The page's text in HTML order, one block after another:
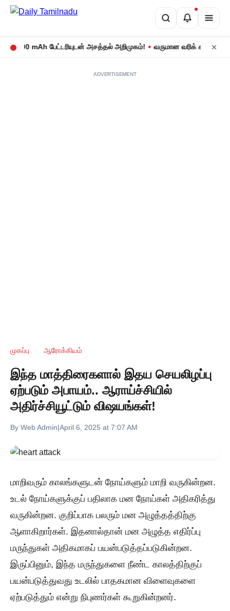
mAh பேட்டரியுடன் அசத்தல் அறிமுகம்! • வருமான வரிக் கணக்குத்
ADVERTISEMENT
முகப்பு ஆரோக்கியம்
இந்த மாத்திரைகளால் இதய செயலிழப்பு
ஏற்படும் அபாயம்.. ஆராய்ச்சியில்
அதிர்ச்சியூட்டும் விஷயங்கள்!
By Web Admin|April 6, 2025 at 7:07 AM
மாறிவரும் காலங்களுடன் நோய்களும் மாறி வருகின்றன.
உடல் நோய்களுக்குப் பதிலாக மன நோய்கள் அதிகரித்து
வருகின்றன. குறிப்பாக பலரும் மன அழுத்தத்திற்கு
ஆளாகிறார்கள். இதனால்தான் மன அழுத்த எதிர்ப்பு
மருந்துகள் அதிகமாகப் பயன்படுத்தப்படுகின்றன.
இருப்பினும், இந்த மருந்துகளை நீண்ட காலத்திற்குப்
பயன்படுத்துவது உடலில் பாதகமான விளைவுகளை
ஏற்படுத்தும் என்று நிபுணர்கள் கூறுகின்றனர்.